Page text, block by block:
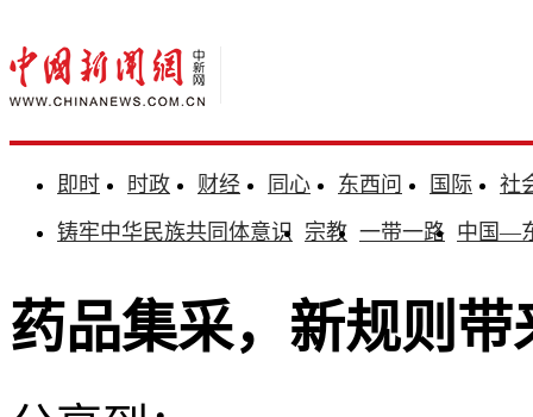
即时 时政 财经 同心 东西问 国际
社
铸牢中华民族共同体意识 宗教 一带一路 中国—
药品集采，新规则带